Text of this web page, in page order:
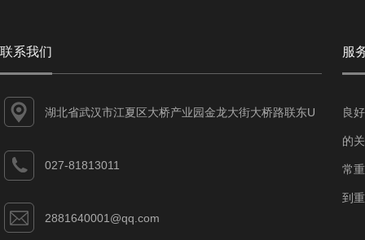
联系我们
湖北省武汉市江夏区大桥产业园金龙大街大桥路联东U
027-81813011
2881640001@qq.com
服
良
的
常
到